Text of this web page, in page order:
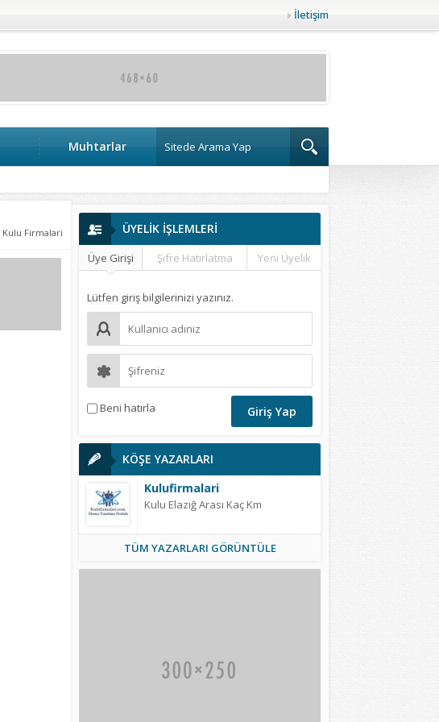
İletişim
Muhtarlar
Kulu Firmalari ÜYELİK İŞLEMLERİ
Üye Girişi Şifre Hatırlatma Yeni Üyelik
Lütfen giriş bilgilerinizi yazınız.
Beni hatırla
KÖŞE YAZARLARI
Kulufirmalari
Kulu Elazığ Arası Kaç Km
TÜM YAZARLARI GÖRÜNTÜLE